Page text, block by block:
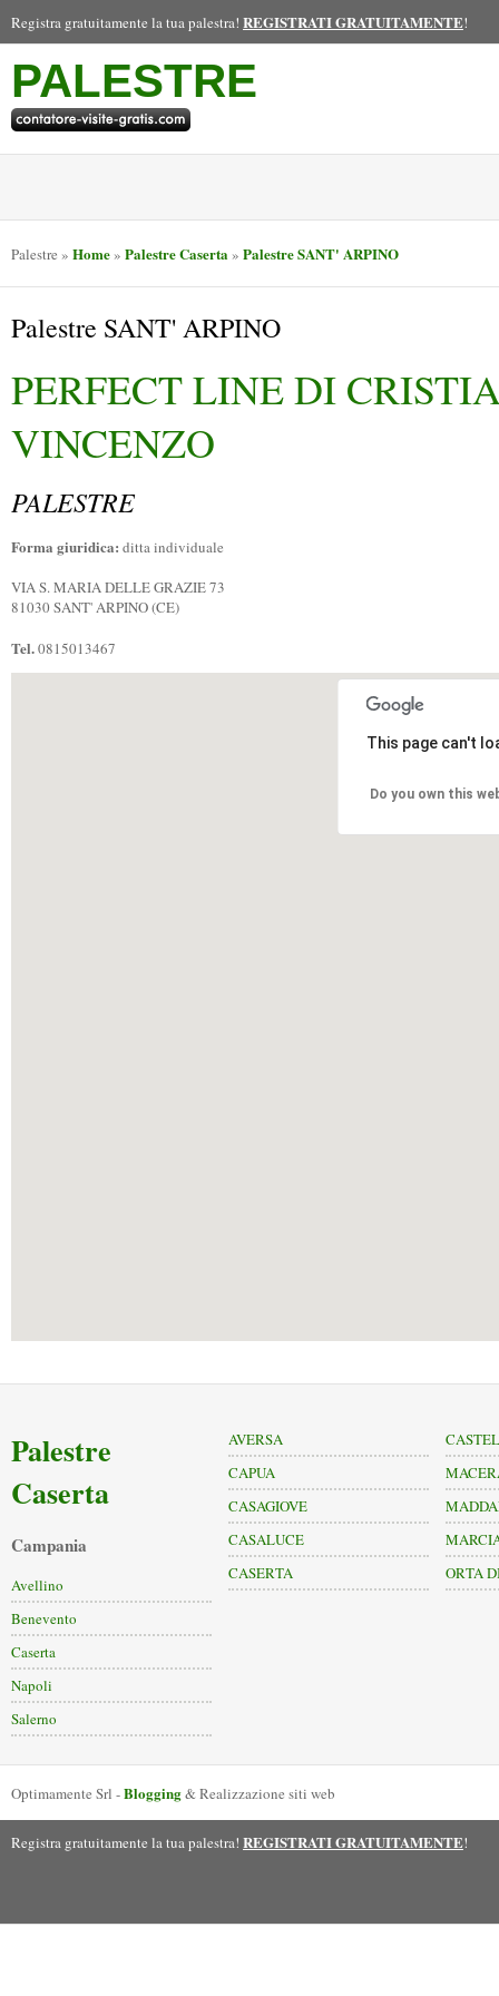
Registra gratuitamente la tua palestra! REGISTRATI GRATUITAMENTE!
PALESTRE
Palestre » Home» Palestre Caserta» Palestre SANT' ARPINO
Palestre SANT' ARPINO
PERFECT LINE DI
VINCENZO
PALESTRE
Forma giuridica: ditta individuale
VIA S. MARIA DELLE GRAZIE 73
81030 SANT' ARPINO (CE)
Tel.0815013467
This page can't
Do you own this
Palestre
Caserta
Campania
Avellino
Benevento
Caserta
Napoli
Salerno
AVERSA
CAPUA
CASAGIOVE
CASALUCE
CASERTA
ORTA
Optimamente Srl -Blogging& Realizzazione siti web
Registra gratuitamente la tua palestra! REGISTRATI GRATUITAMENTE!